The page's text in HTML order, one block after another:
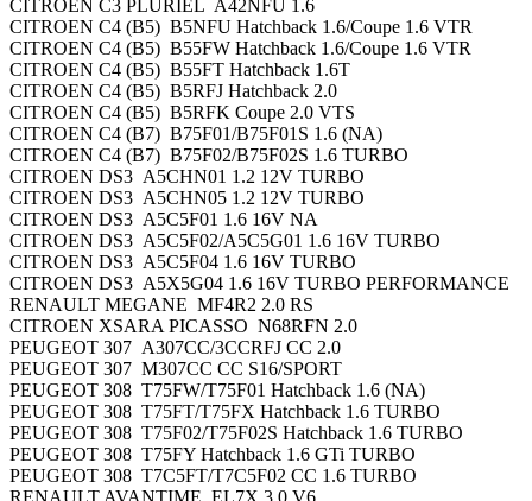
CITROEN C3 PLURIEL A42NFU 1.6
CITROEN C4 (B5) B5NFU Hatchback 1.6/Coupe 1.6 VTR
CITROEN C4 (B5) B55FW Hatchback 1.6/Coupe 1.6 VTR
CITROEN C4 (B5) B55FT Hatchback 1.6T
CITROEN C4 (B5) B5RFJ Hatchback 2.0
CITROEN C4 (B5) B5RFK Coupe 2.0 VTS
CITROEN C4 (B7) B75F01/B75F01S 1.6 (NA)
CITROEN C4 (B7) B75F02/B75F02S 1.6 TURBO
CITROEN DS3 A5CHN01 1.2 12V TURBO
CITROEN DS3 A5CHN05 1.2 12V TURBO
CITROEN DS3 A5C5F01 1.6 16V NA
CITROEN DS3 A5C5F02/A5C5G01 1.6 16V TURBO
CITROEN DS3 A5C5F04 1.6 16V TURBO
CITROEN DS3 A5X5G04 1.6 16V TURBO PERFORMANCE
RENAULT MEGANE MF4R2 2.0 RS
CITROEN XSARA PICASSO N68RFN 2.0
PEUGEOT 307 A307CC/3CCRFJ CC 2.0
PEUGEOT 307 M307CC CC S16/SPORT
PEUGEOT 308 T75FW/T75F01 Hatchback 1.6 (NA)
PEUGEOT 308 T75FT/T75FX Hatchback 1.6 TURBO
PEUGEOT 308 T75F02/T75F02S Hatchback 1.6 TURBO
PEUGEOT 308 T75FY Hatchback 1.6 GTi TURBO
PEUGEOT 308 T7C5FT/T7C5F02 CC 1.6 TURBO
RENAULT AVANTIME EL7X 3.0 V6